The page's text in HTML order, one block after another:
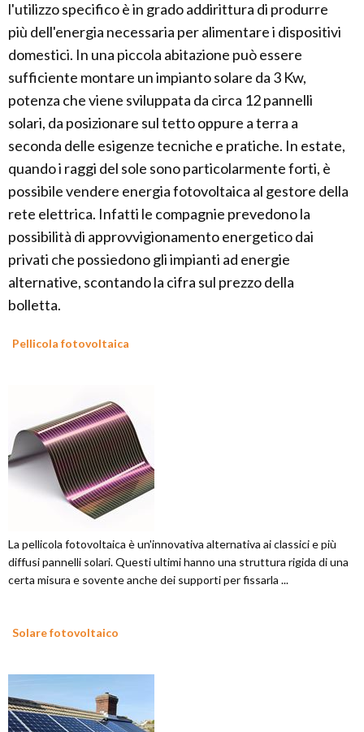
l'utilizzo specifico è in grado addirittura di produrre
più dell'energia necessaria per alimentare i dispositivi
domestici. In una piccola abitazione può essere
sufficiente montare un impianto solare da 3 Kw,
potenza che viene sviluppata da circa 12 pannelli
solari, da posizionare sul tetto oppure a terra a
seconda delle esigenze tecniche e pratiche. In estate,
quando i raggi del sole sono particolarmente forti, è
possibile vendere energia fotovoltaica al gestore della
rete elettrica. Infatti le compagnie prevedono la
possibilità di approvvigionamento energetico dai
privati che possiedono gli impianti ad energie
alternative, scontando la cifra sul prezzo della
bolletta.
Pellicola fotovoltaica
La pellicola fotovoltaica è un'innovativa alternativa ai classici e più
diffusi pannelli solari. Questi ultimi hanno una struttura rigida di una
certa misura e sovente anche dei supporti per fissarla ...
Solare fotovoltaico